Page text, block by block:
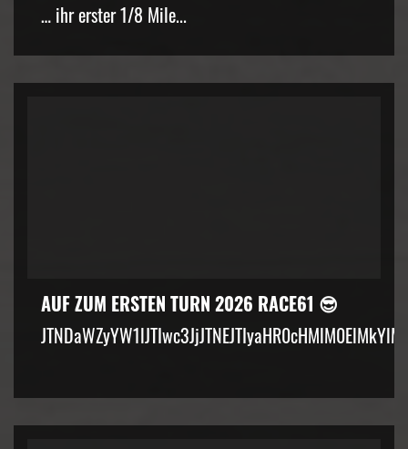
… ihr erster 1/8 Mile...
AUF ZUM ERSTEN TURN 2026 RACE61 😎